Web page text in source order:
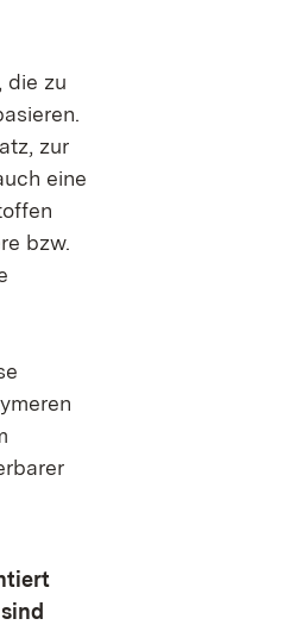
die zu
zur
eine
bzw.